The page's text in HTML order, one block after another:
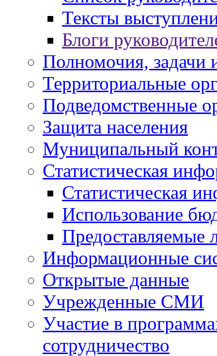
Тексты
Блоги
Полномочия, задачи
Территориальные
Подведомственные
Защита населения
Муниципальный
Статистическая
Статистическая
Использование
Предоставляемые
Информационные
Открытые данные
Учрежденные СМИ
Участие в
сотрудничество